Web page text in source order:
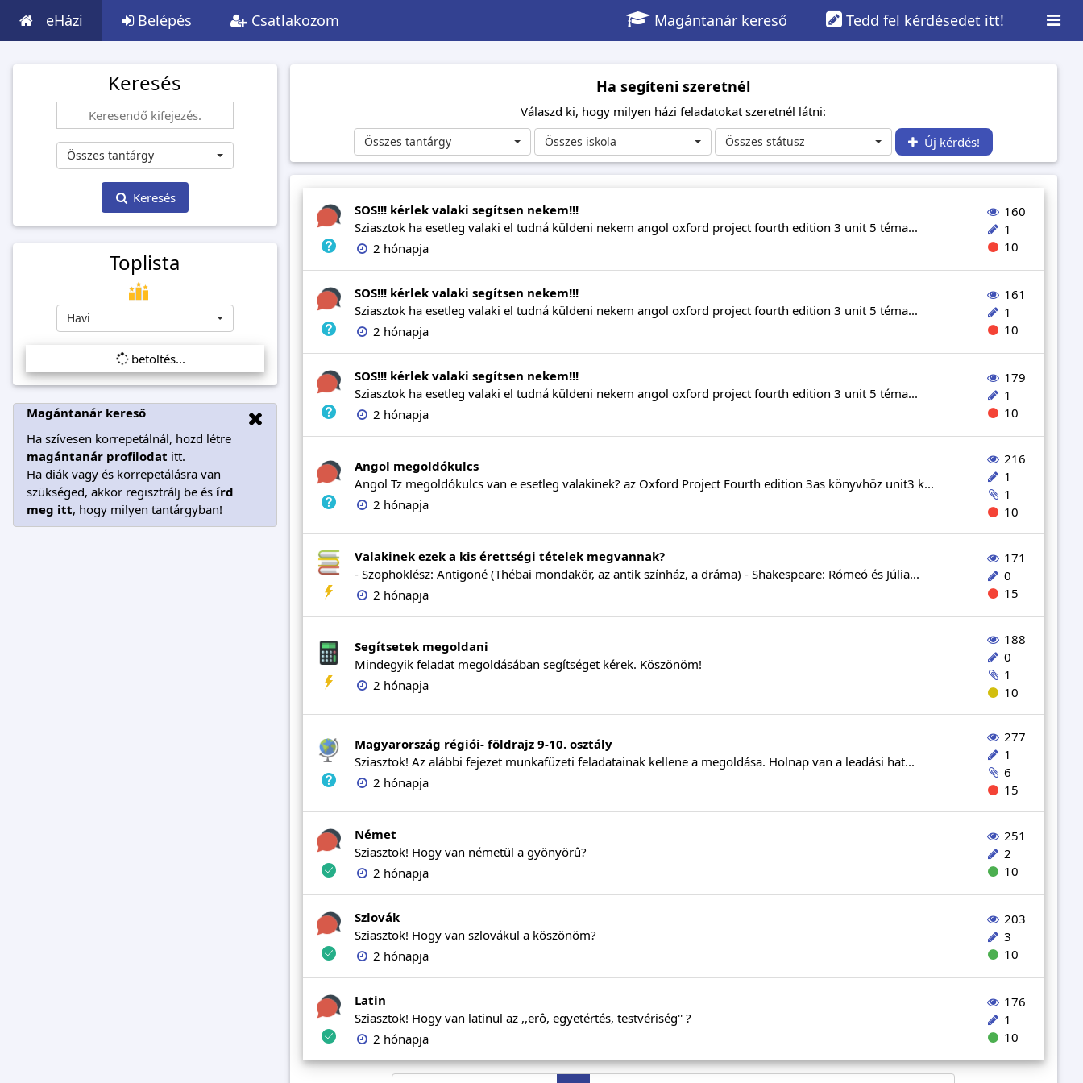
eHázi Belépés Csatlakozom Tedd fel kérdésedet itt!
Magántanár kereső
Keresés
Összes tantárgy
Keresés
Toplista
Havi
betöltés...
Magántanár kereső
Ha szívesen korrepetálnál, hozd létre
magántanár profilodat itt.
Ha diák vagy és korrepetálásra van
szükséged, akkor regisztrálj be és írd
meg itt, hogy milyen tantárgyban!
Ha segíteni szeretnél
Válaszd ki, hogy milyen házi feladatokat szeretnél látni:
Összes tantárgy Összes iskola Összes státusz Új kérdés!
SOS!!! kérlek valaki segítsen nekem!!!
Sziasztok ha esetleg valaki el tudná küldeni nekem angol oxford project fourth edition 3 unit 5 téma...
2 hónapja
160
1
10
SOS!!! kérlek valaki segítsen nekem!!!
Sziasztok ha esetleg valaki el tudná küldeni nekem angol oxford project fourth edition 3 unit 5 téma...
2 hónapja
161
1
10
SOS!!! kérlek valaki segítsen nekem!!!
Sziasztok ha esetleg valaki el tudná küldeni nekem angol oxford project fourth edition 3 unit 5 téma...
2 hónapja
179
1
10
Angol megoldókulcs
Angol Tz megoldókulcs van e esetleg valakinek? az Oxford Project Fourth edition 3as könyvhöz unit3 k...
2 hónapja
216
1
1
10
Valakinek ezek a kis érettségi tételek megvannak?
- Szophoklész: Antigoné (Thébai mondakör, az antik színház, a dráma) - Shakespeare: Rómeó és Júlia...
2 hónapja
171
0
15
Segítsetek megoldani
Mindegyik feladat megoldásában segítséget kérek. Köszönöm!
2 hónapja
188
0
1
10
Magyarország régiói- földrajz 9-10. osztály
Sziasztok! Az alábbi fejezet munkafüzeti feladatainak kellene a megoldása. Holnap van a leadási hat...
2 hónapja
277
1
6
15
Német
Sziasztok! Hogy van németül a gyönyörû?
2 hónapja
251
2
10
Szlovák
Sziasztok! Hogy van szlovákul a köszönöm?
2 hónapja
203
3
10
Latin
Sziasztok! Hogy van latinul az ,,erô, egyetértés, testvériség'' ?
2 hónapja
176
1
10